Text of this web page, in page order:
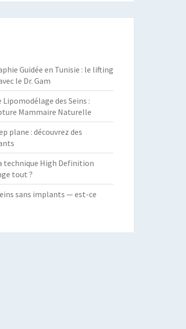
Guidée en Tunisie : le lifting
le Dr. Gam
des Seins :
Mammaire Naturelle
plane : découvrez des
technique High Definition
tout ?
sans implants — est-ce